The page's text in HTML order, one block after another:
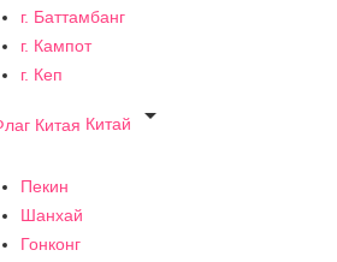
г. Баттамбанг
г. Кампот
г. Кеп
Китай

Пекин
Шанхай
Гонконг